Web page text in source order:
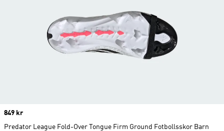
Price
849 kr
Predator League Fold-Over Tongue Firm Ground Fotbollsskor Barn